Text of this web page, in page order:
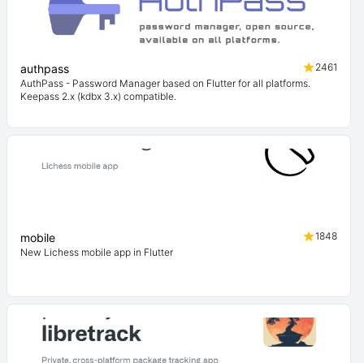
authpass
2461
AuthPass - Password Manager based on Flutter for all platforms.
Keepass 2.x (kdbx 3.x) compatible.
mobile
1848
New Lichess mobile app in Flutter